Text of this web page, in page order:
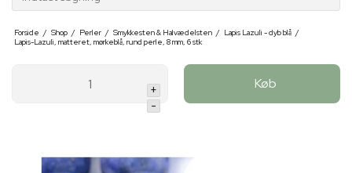
Forside / Shop / Perler / Smykkesten & Halvædelsten / Lapis Lazuli - dyb blå /
Lapis-Lazuli, matteret, mørkeblå, rund perle, 8 mm, 6 stk
+
-
Køb